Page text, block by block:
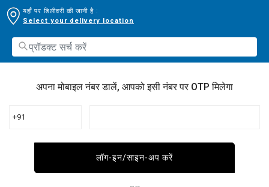
यहाँ पर डिलीवरी की जानी है :
Select your delivery location
अपना मोबाइल नंबर डालें, आपको इसी नंबर पर OTP मिलेगा
+91
लॉग-इन/साइन-अप करें